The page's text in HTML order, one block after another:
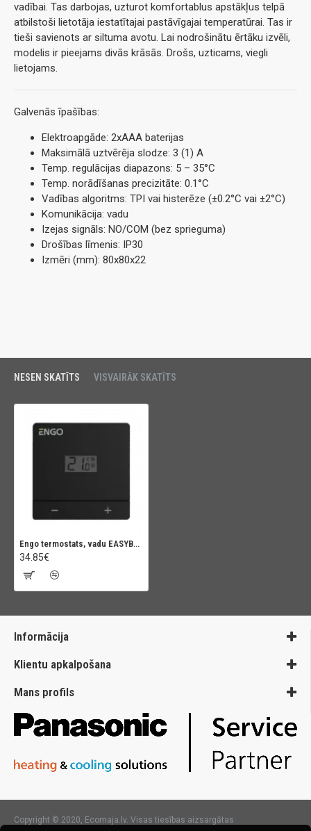
vadībai. Tas darbojas, uzturot komfortablus apstākļus telpā
atbilstoši lietotāja iestatītajai pastāvīgajai temperatūrai. Tas ir
tieši savienots ar siltuma avotu. Lai nodrošinātu ērtāku izvēli,
modelis ir pieejams divās krāsās. Drošs, uzticams, viegli
lietojams.
Galvenās īpašības:
Elektroapgāde: 2xAAA baterijas
Maksimālā uztvērēja slodze: 3 (1) A
Temp. regulācijas diapazons: 5 – 35°C
Temp. norādīšanas precizitāte: 0.1°C
Vadības algoritms: TPI vai histerēze (±0.2°C vai ±2°C)
Komunikācija: vadu
Izejas signāls: NO/COM (bez sprieguma)
Drošības līmenis: IP30
Izmēri (mm): 80x80x22
NESEN SKATĪTS VISVAIRĀK SKATĪTS
Engo termostats, vadu EASYBATB
34.85€
Informācija
Klientu apkalpošana
Mans profils
Copyright © 2020, Ecomaja.lv. Visas tiesības aizsargātas